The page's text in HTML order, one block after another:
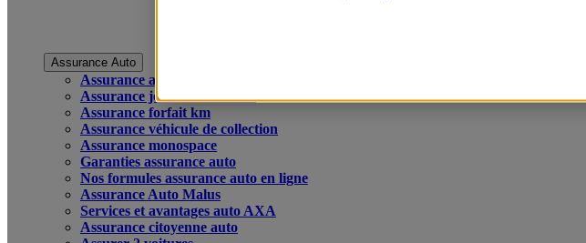
Assurance Auto
Assurance auto
Assurance jeune conducteur
Assurance forfait km
Assurance véhicule de collection
Assurance monospace
Garanties assurance auto
Nos formules assurance auto en ligne
Assurance Auto Malus
Services et avantages auto AXA
Assurance citoyenne auto